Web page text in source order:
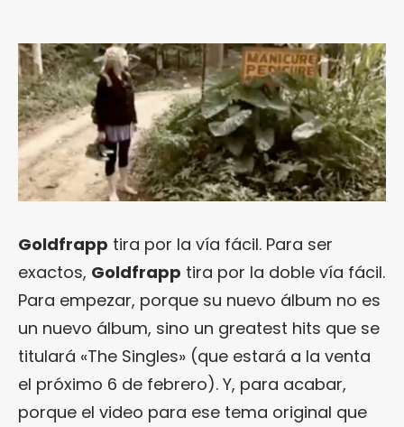
Goldfrapp tira por la vía fácil. Para ser
exactos, Goldfrapp tira por la doble vía fácil.
Para empezar, porque su nuevo álbum no es
un nuevo álbum, sino un greatest hits que se
titulará «The Singles» (que estará a la venta
el próximo 6 de febrero). Y, para acabar,
porque el video para ese tema original que